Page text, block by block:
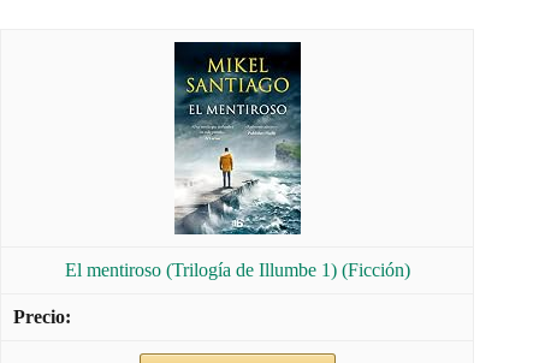
El mentiroso (Trilogía de Illumbe 1) (Ficción)